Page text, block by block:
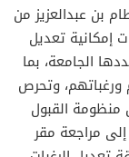
بن عبدالعزيز من
إمكانية تعديل
الجامعة، بما
وتحرص
منظومة القبول
مراجعة مقر